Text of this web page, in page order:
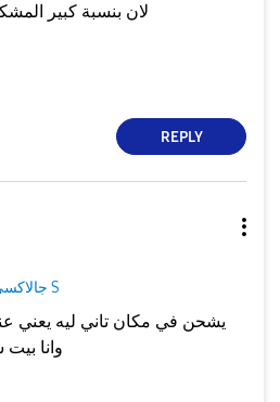
لان بنسبة كبير
REPLY
جالاكسى S
يشحن في مكان تاني ليه يعني
وانا